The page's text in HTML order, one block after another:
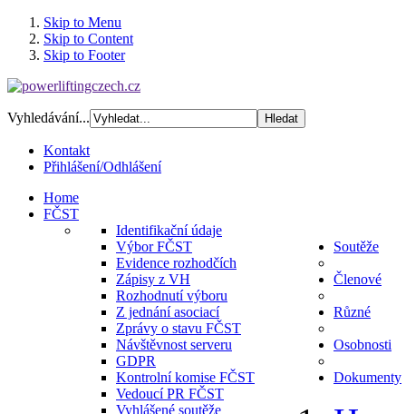
Skip to Menu
Skip to Content
Skip to Footer
Vyhledávání...
Kontakt
Přihlášení/Odhlášení
Home
FČST
Identifikační údaje
Výbor FČST
Evidence rozhodčích
Zápisy z VH
Rozhodnutí výboru
Z jednání asociací
Zprávy o stavu FČST
Návštěvnost serveru
GDPR
Kontrolní komise FČST
Vedoucí PR FČST
Soutěže
Vyhlášené soutěže
Členové
Různé
Osobnosti
Dokumenty